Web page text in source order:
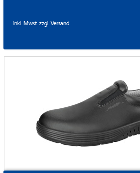
inkl. Mwst. zzgl.Versand